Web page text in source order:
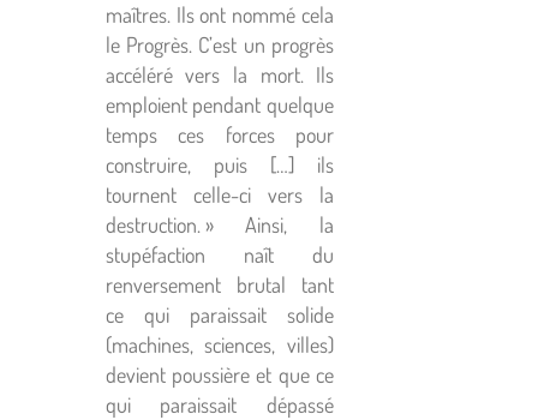
maîtres. Ils ont nommé cela
le Progrès. C’est un progrès
accéléré vers la mort. Ils
emploient pendant quelque
temps ces forces pour
construire, puis […] ils
tournent celle-ci vers la
destruction. » Ainsi, la
stupéfaction naît du
renversement brutal tant
ce qui paraissait solide
(machines, sciences, villes)
devient poussière et que ce
qui paraissait dépassé